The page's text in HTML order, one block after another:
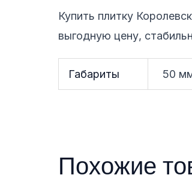
Купить плитку
выгодную цену,
Габариты 50
Похожие